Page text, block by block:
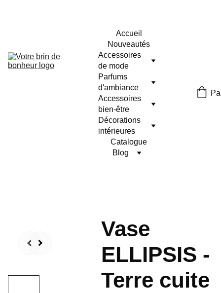
Accueil
Nouveautés
Accessoires
de mode
Parfums
d'ambiance
Accessoires
bien-être
Décorations
intérieures
Catalogue
Blog
Vase
ELLIPSIS -
Terre cuite